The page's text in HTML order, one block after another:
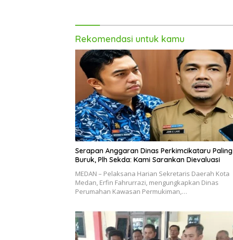
Rekomendasi untuk kamu
Serapan Anggaran Dinas Perkimcikataru Paling
Buruk, Plh Sekda: Kami Sarankan Dievaluasi
MEDAN – Pelaksana Harian Sekretaris Daerah Kota
Medan, Erfin Fahrurrazi, mengungkapkan Dinas
Perumahan Kawasan Permukiman,…